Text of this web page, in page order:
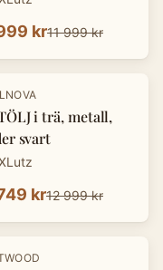
kr11 999 kr
%
i trä, metall,
svart
kr12 999 kr